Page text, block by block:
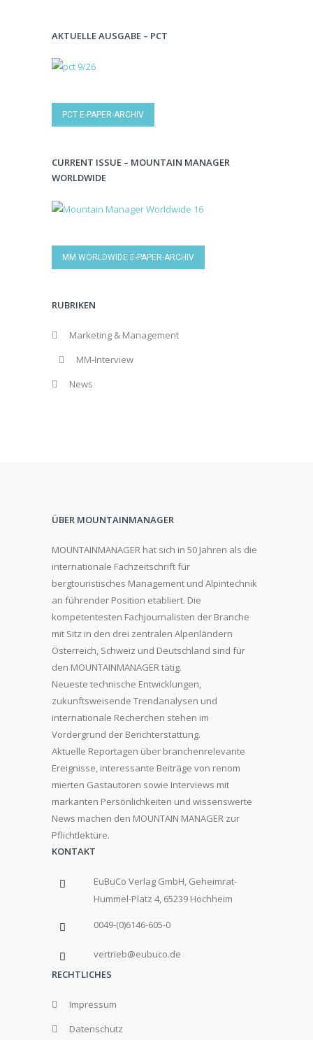
AKTUELLE AUSGABE – PCT
PCT E-PAPER-ARCHIV
CURRENT ISSUE – MOUNTAIN MANAGER
WORLDWIDE
MM WORLDWIDE E-PAPER-ARCHIV
RUBRIKEN
Marketing & Management
MM-Interview
News
ÜBER MOUNTAINMANAGER
MOUNTAINMANAGER hat sich in 50 Jahren als die
internationale Fachzeitschrift für
bergtouristisches Management und Alpintechnik
an führender Position etabliert. Die
kompetentesten Fachjournalisten der Branche
mit Sitz in den drei zentralen Alpenländern
Österreich, Schweiz und Deutschland sind für
den MOUNTAINMANAGER tätig.
Neueste technische Entwicklungen,
zukunftsweisende Trendanalysen und
internationale Recherchen stehen im
Vordergrund der Berichterstattung.
Aktuelle Reportagen über branchenrelevante
Ereignisse, interessante Beiträge von renom
mierten Gastautoren sowie Interviews mit
markanten Persönlichkeiten und wissenswerte
News machen den MOUNTAIN MANAGER zur
Pflichtlektüre.
KONTAKT
EuBuCo Verlag GmbH, Geheimrat-
Hummel-Platz 4, 65239 Hochheim
0049-(0)6146-605-0
vertrieb@eubuco.de
RECHTLICHES
Impressum
Datenschutz